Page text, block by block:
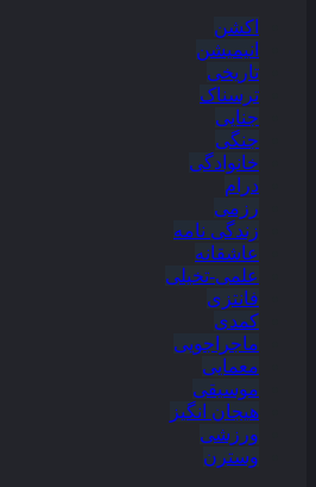
اکشن
انیمیشن
تاریخی
ترسناک
جنایی
جنگی
خانوادگی
درام
رزمی
زندگی نامه
عاشقانه
علمی-تخیلی
فانتزی
کمدی
ماجراجویی
معمایی
موسیقی
هیجان انگیز
ورزشی
وسترن